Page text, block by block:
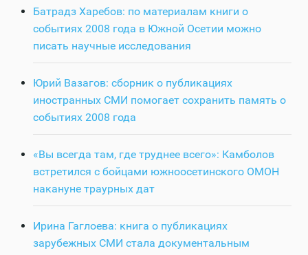
Батрадз Харебов: по материалам книги о
событиях 2008 года в Южной Осетии можно
писать научные исследования
Юрий Вазагов: сборник о публикациях
иностранных СМИ помогает сохранить память о
событиях 2008 года
«Вы всегда там, где труднее всего»: Камболов
встретился с бойцами южноосетинского ОМОН
накануне траурных дат
Ирина Гаглоева: книга о публикациях
зарубежных СМИ стала документальным